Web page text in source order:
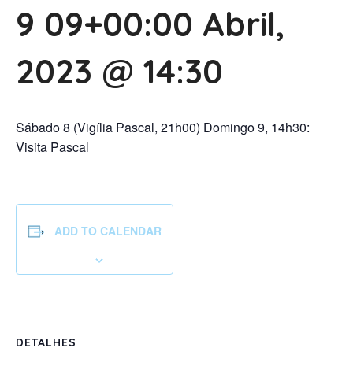
9 09+00:00 Abril,
2023 @ 14:30
Sábado 8 (Vigília Pascal, 21h00) Domingo 9, 14h30:
Visita Pascal
ADD TO CALENDAR
DETALHES